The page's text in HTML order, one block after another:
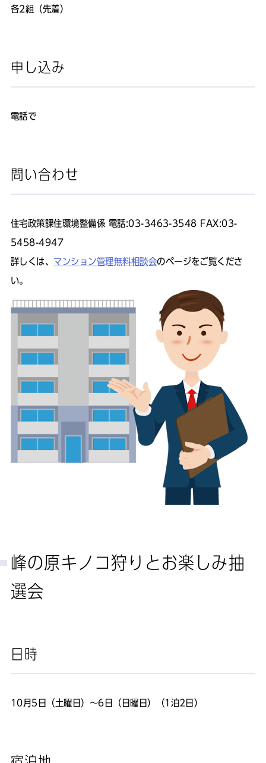
各2組（先着）
申し込み
電話で
問い合わせ
住宅政策課住環境整備係 電話:03-3463-3548 FAX:03-
5458-4947
詳しくは、 マンション管理無料相談会のページをご覧くださ
い。
峰の原キノコ狩りとお楽しみ抽
選会
日時
10月5日（土曜日）～6日（日曜日）（1泊2日）